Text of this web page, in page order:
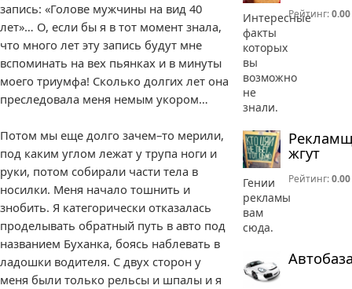
запись: «Голове мужчины на вид 40
лет»… О, если бы я в тот момент знала,
что много лет эту запись будут мне
вспоминать на вех пьянках и в минуты
моего триумфа! Сколько долгих лет она
преследовала меня немым укором…
Потом мы еще долго зачем–то мерили,
под каким углом лежат у трупа ноги и
руки, потом собирали части тела в
носилки. Меня начало тошнить и
знобить. Я категорически отказалась
проделывать обратный путь в авто под
названием Буханка, боясь наблевать в
ладошки водителя. С двух сторон у
меня были только рельсы и шпалы и я
Интересные
факты
которых
вы
возможно
не
знали.
Рейтинг:0.00
жгут
Гении
рекламы
вам
сюда.
Рейтинг:0.00